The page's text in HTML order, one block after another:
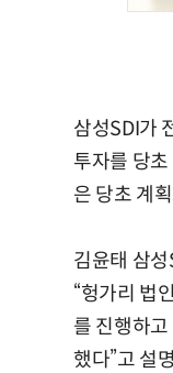
삼성SDI가
투자를 당
은 당초 계
김윤태 삼
“헝가리 법
를 진행하
했다”고 설